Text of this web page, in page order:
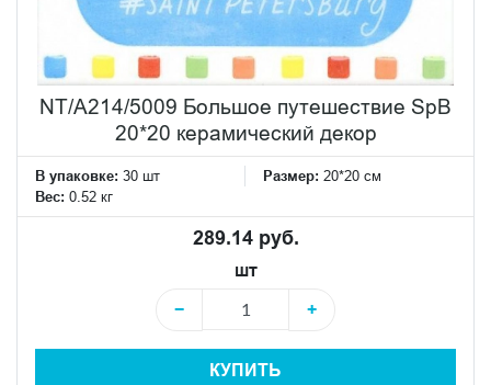
NT/A214/5009 Большое путешествие SpB
20*20 керамический декор
В упаковке: 30 шт Размер: 20*20 см
Вес: 0.52 кг
289.14 руб.
шт
−
+
КУПИТЬ